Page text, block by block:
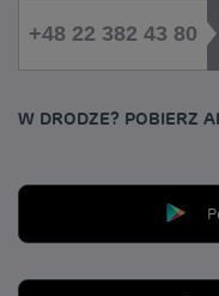
+48 22 382 43 80
W DRODZE? POBIERZ